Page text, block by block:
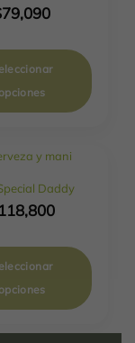
79,090
opciones
Daddy
118,800
opciones